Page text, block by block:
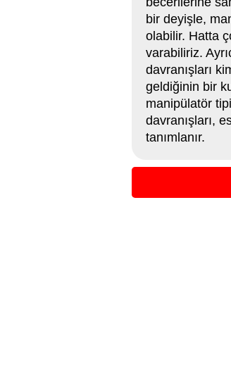
bir deyişle,
olabilir. Hatta
varabiliriz.
davranışları
geldiğinin bir
manipülatör
davranışları,
tanımlanır.